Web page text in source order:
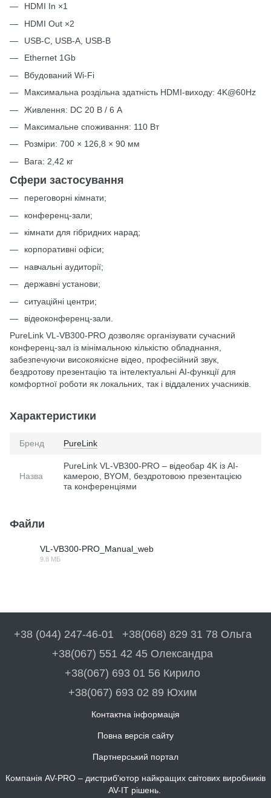
HDMI In ×1
HDMI Out ×2
USB-C, USB-A, USB-B
Ethernet 1Gb
Вбудований Wi-Fi
Максимальна роздільна здатність HDMI-виходу: 4K@60Hz
Живлення: DC 20 В / 6 А
Максимальне споживання: 110 Вт
Розміри: 700 × 126,8 × 90 мм
Вага: 2,42 кг
Сфери застосування
переговорні кімнати;
конференц-зали;
кімнати для гібридних нарад;
корпоративні офіси;
навчальні аудиторії;
державні установи;
ситуаційні центри;
відеоконференц-зали.
PureLink VL-VB300-PRO дозволяє організувати сучасний
конференц-зал із мінімальною кількістю обладнання,
забезпечуючи високоякісне відео, професійний звук,
бездротову презентацію та інтелектуальні AI-функції для
комфортної роботи як локальних, так і віддалених учасників.
Характеристики
Бренд PureLink
Назва
PureLink VL-VB300-PRO – відеобар 4K із AI-
камерою, BYOM, бездротовою презентацією
та конференціями
Файли
VL-VB300-PRO_Manual_web
9.8 МБ
+38 (044) 247-46-01
+38(068) 829 31 78 Ольга
+38(067) 551 42 45 Олександра
+38(067) 693 01 56 Кирило
+38(067) 693 02 89 Юхим
Контактна інформація
Повна версія сайту
Партнерський портал
Компанія AV-PRO – дистриб'ютор найкращих світових виробників
AV-IT рішень.